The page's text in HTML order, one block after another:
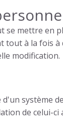
se mettre en
à la fois
modification.
système de
de celui-